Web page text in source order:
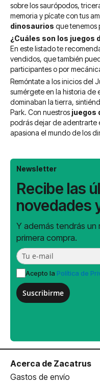
sobre los saurópodos,
memoria y pícate con tus
dinosaurios que tenemos
¿Cuáles son los juegos
En este listado te
vendidos, que también
participantes o por
Remóntate a los inicios del
sumérgete en la historia de
dominaban la tierra,
Park. Con nuestros juegos
podrás dejar de adentrarte
apasiona el mundo de los
Newsletter
Recibe las
novedades
Y además tendrás
primera compra.
Acepto la Política de
Suscribirme
Acerca de Zacatrus
Gastos de envío